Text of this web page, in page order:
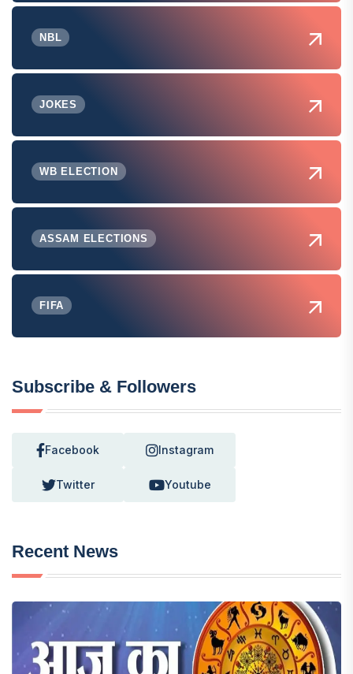
NBL
JOKES
WB ELECTION
ASSAM ELECTIONS
FIFA
Subscribe & Followers
Facebook Instagram
Twitter Youtube
Recent News